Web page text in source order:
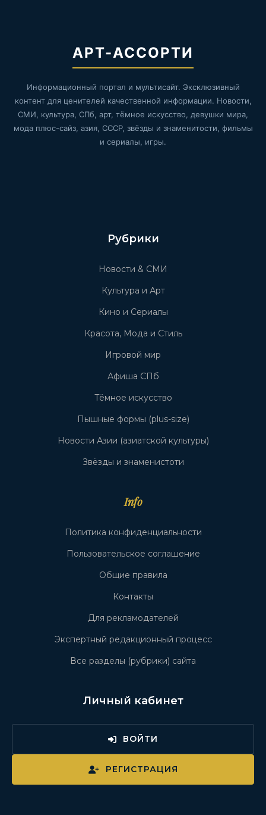
АРТ-АССОРТИ
Информационный портал и мультисайт. Эксклюзивный
контент для ценителей качественной информации. Новости,
СМИ, культура, СПб, арт, тёмное искусство, девушки мира,
мода плюс-сайз, азия, СССР, звёзды и знаменитости, фильмы
и сериалы, игры.
Рубрики
Новости & СМИ
Культура и Арт
Кино и Сериалы
Красота, Мода и Стиль
Игровой мир
Афиша СПб
Тёмное искусство
Пышные формы (plus-size)
Новости Азии (азиатской культуры)
Звёзды и знаменистоти
Info
Политика конфиденциальности
Пользовательское соглашение
Общие правила
Контакты
Для рекламодателей
Экспертный редакционный процесс
Все разделы (рубрики) сайта
Личный кабинет
ВОЙТИ
РЕГИСТРАЦИЯ